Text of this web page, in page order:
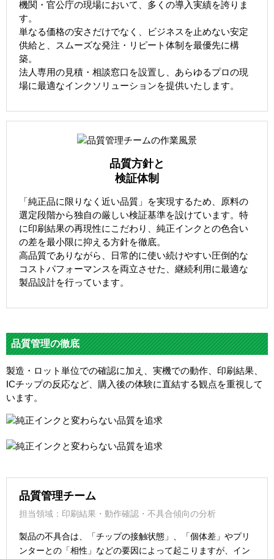
機関・官公庁の現場において、多くの導入実績を誇りま
す。
単なる価格の安さだけでなく、ビジネスを止めない安定
供給と、スムーズな発注・リピート体制を最優先に構
築。
法人専用の見積・相談窓口を設置し、あらゆるプロの現
場に最適なインクソリューションを提供いたします。
品質方針と
検証体制
「純正品に限りなく近い品質」を実現するため、原料の
選定段階から独自の厳しい検証基準を設けています。特
に印刷結果の再現性にこだわり、純正インクとの色合い
の差を最小限に抑える方針を徹底。
高品質でありながら、日常的に使い続けやすい圧倒的な
コストパフォーマンスを両立させた、継続利用に最適な
製品設計を行っています。
品質管理の徹底
製造・ロット単位での確認に加え、実機での動作、印刷結果、
ICチップの反応など、購入後の体験に直結する観点を重視して
います。
品質管理チーム
担当領域：印刷結果・動作確認・不具合傾向の分析
製品の不具合は、「チップの接触状態」、「個体差」やプリ
ンターとの「相性」などの要因によって起こりますが、イン